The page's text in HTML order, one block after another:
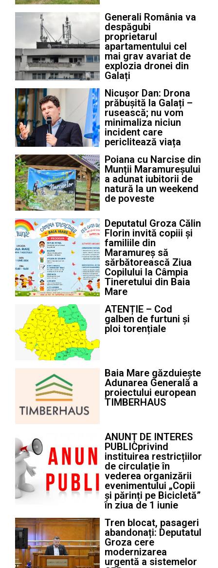
Generali România va
despăgubi
proprietarul
apartamentului cel
mai grav avariat de
explozia dronei din
Galați
Nicușor Dan: Drona
prăbușită la Galați –
rusească; nu vom
minimaliza niciun
incident care
periclitează viața
Poiana cu Narcise din
Munții Maramureșului
a adunat iubitorii de
natură la un weekend
de poveste
Deputatul Groza Călin
Florin invită copiii și
familiile din
Maramureș să
sărbătorească Ziua
Copilului la Câmpia
Tineretului din Baia
Mare
ATENȚIE – Cod
galben de furtuni și
ploi torențiale
Baia Mare găzduiește
Adunarea Generală a
proiectului european
TIMBERHAUS
ANUNȚ DE INTERES
PUBLICprivind
instituirea restricțiilor
de circulație în
vederea organizării
evenimentului „Copii
și părinți pe Bicicletă”
în ziua de 1 iunie
Tren blocat, pasageri
abandonați: Deputatul
Groza cere
modernizarea
urgentă a sistemelor